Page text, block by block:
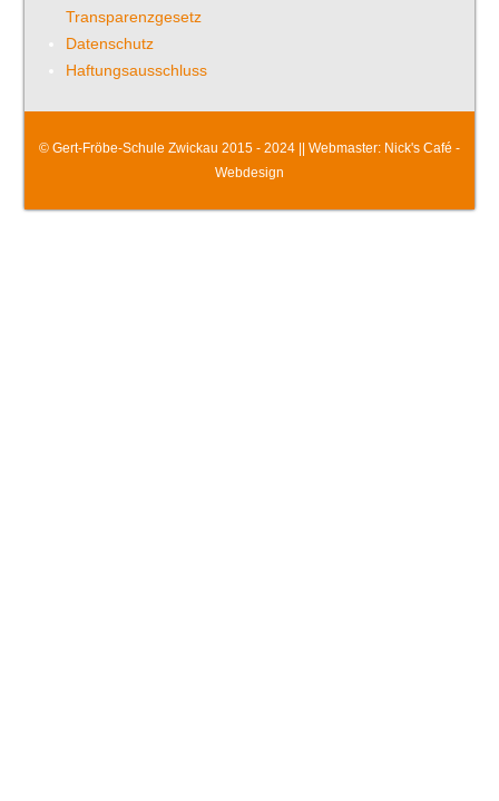
Transparenzgesetz
Datenschutz
Haftungsausschluss
© Gert-Fröbe-Schule Zwickau 2015 - 2024 || Webmaster: Nick's Café -
Webdesign